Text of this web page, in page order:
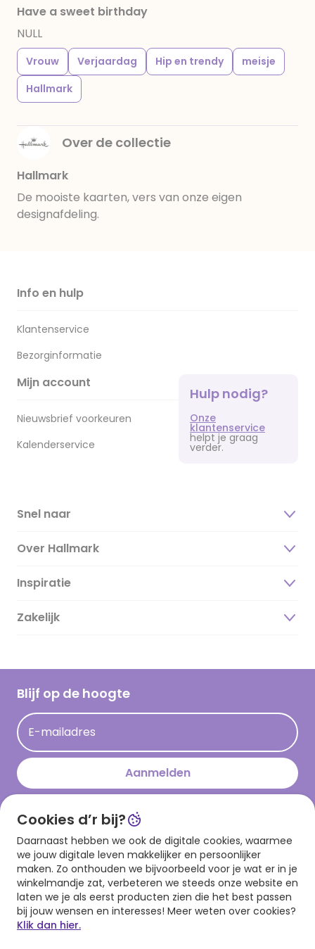
Have a sweet birthday
NULL
Vrouw Verjaardag Hip en trendy
meisje
Hallmark
Over de collectie
Hallmark
De mooiste kaarten, vers van onze eigen
designafdeling.
Info en hulp
Klantenservice
Bezorginformatie
Mijn account
Nieuwsbrief voorkeuren
Kalenderservice
Hulp nodig?
Onze
klantenservice
helpt je graag
verder.
Snel naar
Over Hallmark
Over ons
Duurzaamheid
Hallmark Kaartclub
Acties
Persberichten
Hallmark en Kinderpostzegels
Inspiratie
Magazine
Cadeau inspiratie
Kaartinspiratie
Zakelijk
Blijf op de hoogte
E-mailadres
Aanmelden
Download onze app
Cookies d’r bij?
Daarnaast hebben we ook de digitale cookies, waarmee
we jouw digitale leven makkelijker en persoonlijker
maken. Zo onthouden we bijvoorbeeld voor je wat er in je
winkelmandje zat, verbeteren we steeds onze website en
laten we je als eerst producten zien die het best passen
bij jouw wensen en interesses! Meer weten over cookies?
Klik dan hier.